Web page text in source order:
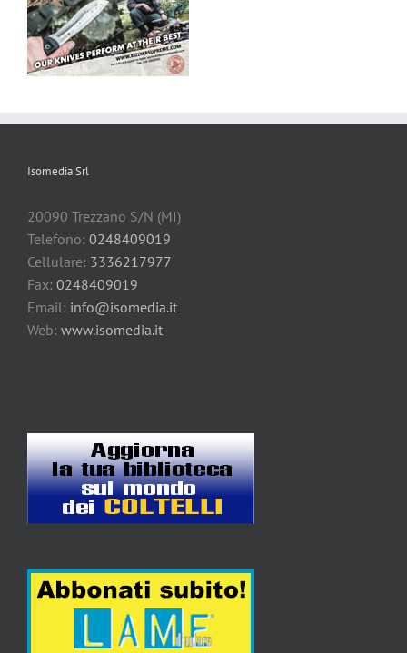
Isomedia Srl
20090 Trezzano S/N (MI)
Telefono: 0248409019
Cellulare: 3336217977
Fax: 0248409019
Email: info@isomedia.it
Web: www.isomedia.it